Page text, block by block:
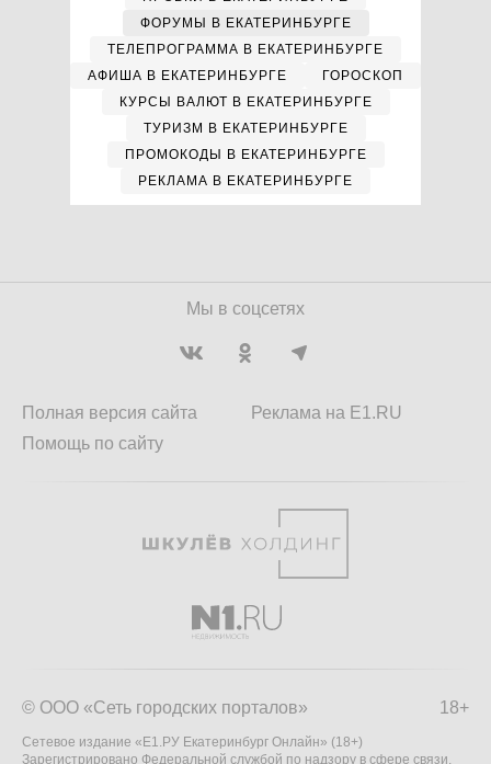
ФОРУМЫ В ЕКАТЕРИНБУРГЕ
ТЕЛЕПРОГРАММА В ЕКАТЕРИНБУРГЕ
АФИША В ЕКАТЕРИНБУРГЕ
ГОРОСКОП
КУРСЫ ВАЛЮТ В ЕКАТЕРИНБУРГЕ
ТУРИЗМ В ЕКАТЕРИНБУРГЕ
ПРОМОКОДЫ В ЕКАТЕРИНБУРГЕ
РЕКЛАМА В ЕКАТЕРИНБУРГЕ
Мы в соцсетях
Полная версия сайта
Помощь по сайту
Реклама на E1.RU
18+
© ООО «Сеть городских порталов»
Сетевое издание «Е1.РУ Екатеринбург Онлайн» (18+)
Зарегистрировано Федеральной службой по надзору в сфере связи,